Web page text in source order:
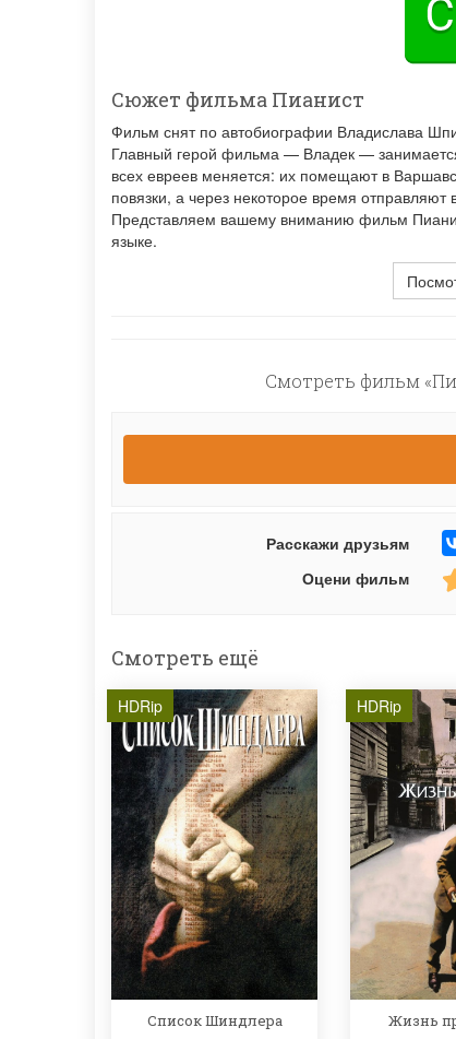
Сюжет фильма Пианист
Фильм снят по автобиографии Владислава
Главный герой фильма — Владек —
всех евреев меняется: их помещают в
повязки, а через некоторое время отправляют
Представляем вашему вниманию фильм
языке.
Смотреть фильм
Расскажи друзьям
Оцени фильм
Смотреть ещё
HDRip
Список Шиндлера
HDRip
Жизнь